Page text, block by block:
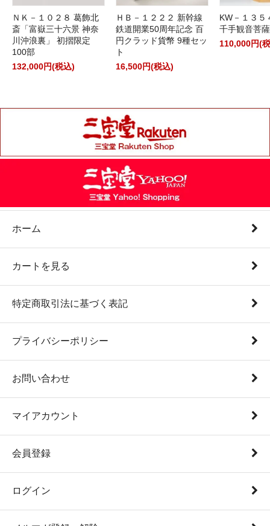
ＮＫ－１０２８ 葛飾北
斎「富嶽三十六景 神奈
川沖浪裏」 初摺限定
100部
132,000円(税込)
ＨＢ－１２２２ 新幹線
鉄道開業50周年記念 百
円クラッド貨幣 9種セッ
ト
16,500円(税込)
KW－１３
千手観音菩
110,000円(
ホーム
カートを見る
特定商取引法に基づく表記
プライバシーポリシー
お問い合わせ
マイアカウント
会員登録
ログイン